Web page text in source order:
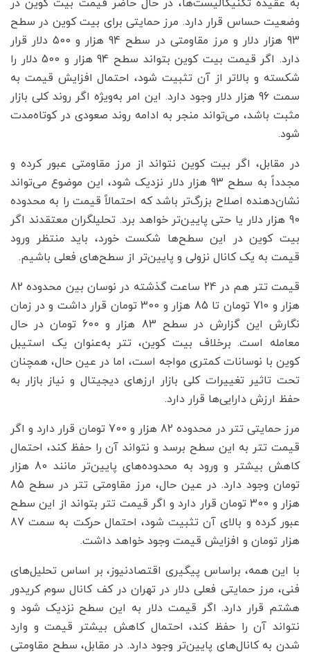
به عقیده تکنیکالیست‌ها، در حال حاضر قیمت بیت کوین در
وضعیت حساس قرار دارد. مرز حمایتی برای بیت کوین در سطح
93 هزار دلار و مرز مقاومتی در سطح 94 هزار و 500 دلار قرار
دارد. اگر قیمت بیت کوین بتواند سطح 94 هزار و 500 دلار را
شکسته و بالاتر از آن تثبیت شود، احتمال افزایش قیمت به
سمت 96 هزار دلار وجود دارد. این امر به‌ویژه اگر روند کلی بازار
مثبت باشد، می‌تواند منجر به ادامه روند صعودی در کوتاه‌مدت
شود.
در مقابل، اگر بیت کوین نتواند از مرز مقاومتی عبور کرده و
مجدداً به سطح 93 هزار دلار نزدیک شود، این موضوع می‌تواند
نشان‌دهنده اصلاح بزرگ‌تر باشد که احتمالاً قیمت را به محدوده
90 هزار دلار یا حتی پایین‌تر خواهد برد. تحلیلگران معتقدند اگر
بیت کوین در این سطح‌ها شکست خورد، باید منتظر ورود
قیمت به یک کانال نزولی و پایین‌تر از سطح‌های فعلی باشیم.
قیمت تتر هم در 24 ساعت گذشته در نوسان بین محدوده 82
هزار و 710 تومان تا 85 هزار و 300 تومان قرار داشت و در زمان
نگارش این گزارش در سطح 83 هزار و 600 تومان در حال
معامله است. برخلاف بیت کوین، تتر به‌عنوان یک استیبل
کوین با نوسانات کمتری مواجه است، اما در عین حال، همچنان
تحت تاثیر تغییرات کلی بازار ارزهای دیجیتال و نیاز بازار به
حفظ ارزش دارایی‌ها قرار دارد.
مرز حمایتی تتر در محدوده 82 هزار و 700 تومان قرار دارد و اگر
قیمت تتر به این سطح برسد و نتواند آن را حفظ کند، احتمال
کاهش بیشتر و ورود به محدوده‌های پایین‌تر مانند 80 هزار
تومان وجود دارد. در عین حال، مرز مقاومتی تتر در سطح 85
هزار و 300 تومان قرار دارد و اگر قیمت تتر بتواند از این سطح
عبور کرده و بالای آن تثبیت شود، احتمال حرکت به سمت 87
هزار تومان و افزایش قیمت وجود خواهد داشت.
با این همه، براساس پیگیری اقتصادنیوز، بر اساس تحلیل‌های
فنی، مرز حمایتی فعلی دلار در تهران در کف کانال سوم کریدور
هشتم قرار دارد. اگر قیمت دلار به این سطح نزدیک شود و
نتواند آن را حفظ کند، احتمال کاهش بیشتر قیمت و وارد
شدن به کانال‌های پایین‌تر وجود دارد. در مقابل، سطح مقاومتی